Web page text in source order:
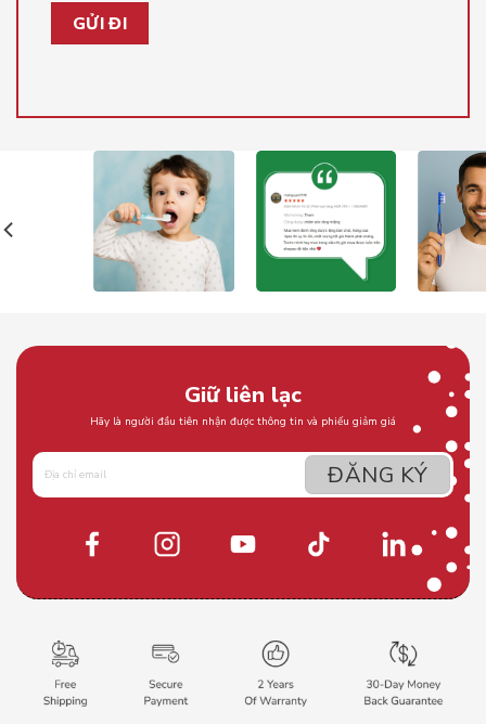
Giữ liên lạc
Hãy là người đầu tiên nhận được thông tin và phiếu giảm giá